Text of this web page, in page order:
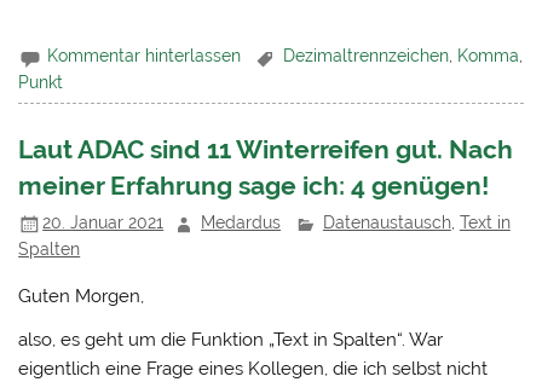
Kommentar hinterlassen Dezimaltrennzeichen, Komma,
Punkt
Laut ADAC sind 11 Winterreifen gut. Nach
meiner Erfahrung sage ich: 4 genügen!
20. Januar 2021 Medardus Datenaustausch, Text in
Spalten
Guten Morgen,
also, es geht um die Funktion „Text in Spalten“. War
eigentlich eine Frage eines Kollegen, die ich selbst nicht